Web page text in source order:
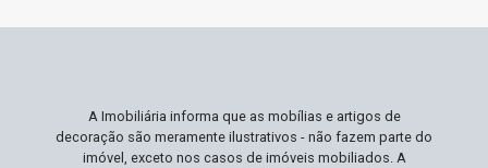
A Imobiliária informa que as mobílias e artigos de
decoração são meramente ilustrativos - não fazem parte do
imóvel, exceto nos casos de imóveis mobiliados. A